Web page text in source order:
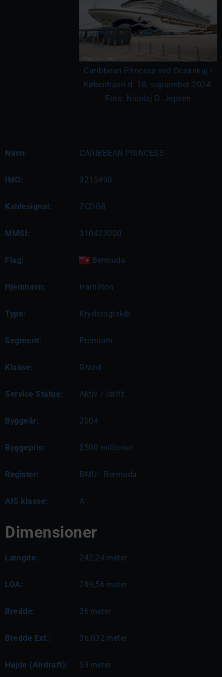
Caribbean Princess ved Oceankaj i
København d. 18. september 2024.
Foto: Nicolaj D. Jepsen
Navn: CARIBBEAN PRINCESS
IMO: 9215490
Kaldesignal: ZCDG8
MMSI: 310423000
Flag: Bermuda
Hjemhavn: Hamilton
Type: Krydstogtskib
Segment: Premium
Klasse: Grand
Service Status: Aktiv / Idrift
Byggeår: 2004
Byggepris: $500 millioner
Register: BMU - Bermuda
AIS klasse: A
Dimensioner
Længde: 242,24 meter
LOA: 289,56 meter
Bredde: 36 meter
Bredde Ext.: 36,032 meter
Højde (Airdraft): 59 meter